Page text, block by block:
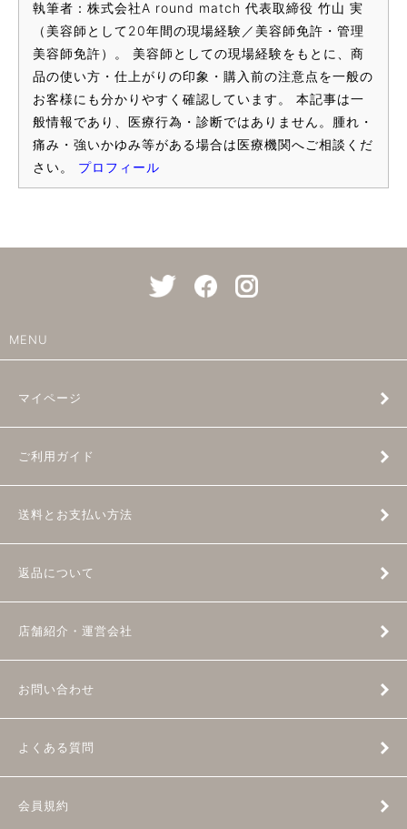
執筆者：株式会社A round match 代表取締役 竹山 実
（美容師として20年間の現場経験／美容師免許・管理
美容師免許）。 美容師としての現場経験をもとに、商
品の使い方・仕上がりの印象・購入前の注意点を一般の
お客様にも分かりやすく確認しています。 本記事は一
般情報であり、医療行為・診断ではありません。腫れ・
痛み・強いかゆみ等がある場合は医療機関へご相談くだ
さい。 プロフィール
MENU
マイページ
ご利用ガイド
送料とお支払い方法
返品について
店舗紹介・運営会社
お問い合わせ
よくある質問
会員規約